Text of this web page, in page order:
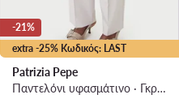
extra -25% Κωδικός: LAST
-21%
Patrizia Pepe
Παντελόνι υφασμάτινο · Γκρι · Regular Fit